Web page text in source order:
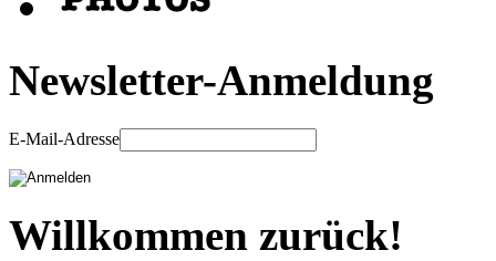
Newsletter-Anmeldung
E-Mail-Adresse
Willkommen zurück!